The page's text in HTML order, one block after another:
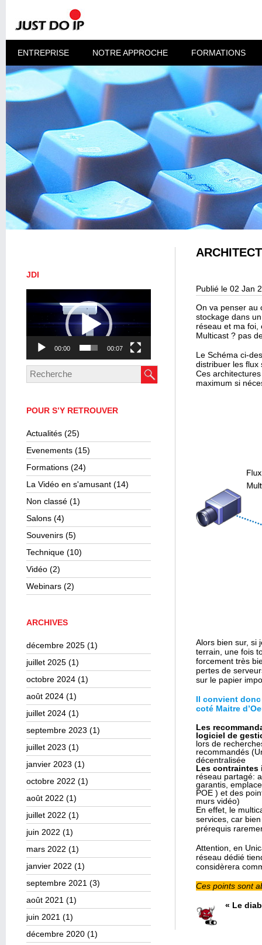
ENTREPRISE NOTRE APPROCHE FORMATIONS
JDI
vidéo
00:00 00:07
POUR S’Y RETROUVER
Actualités (25)
Evenements (15)
Formations (24)
La Vidéo en s'amusant (14)
Non classé (1)
Salons (4)
Souvenirs (5)
Technique (10)
Vidéo (2)
Webinars (2)
ARCHIVES
décembre 2025 (1)
juillet 2025 (1)
octobre 2024 (1)
août 2024 (1)
juillet 2024 (1)
septembre 2023 (1)
juillet 2023 (1)
janvier 2023 (1)
octobre 2022 (1)
août 2022 (1)
juillet 2022 (1)
juin 2022 (1)
mars 2022 (1)
janvier 2022 (1)
septembre 2021 (3)
août 2021 (1)
juin 2021 (1)
décembre 2020 (1)
Publié le 02 Jan
On va penser au
stockage dans
réseau et ma foi,
Multicast ? pas
Le Schéma ci-
distribuer les flux
Ces
maximum si
Alors bien sur, si
terrain, une fois
forcement très
pertes de
sur le papier
Il convient donc
coté Maitre
Les
logiciel de
lors de
recommandés
décentralisée
Les contraintes
réseau partagé:
garantis,
POE ) et des
murs vidéo)
En effet, le
services, car
prérequis
Attention, en
réseau dédié
considèrera
Ces points sont
« Le